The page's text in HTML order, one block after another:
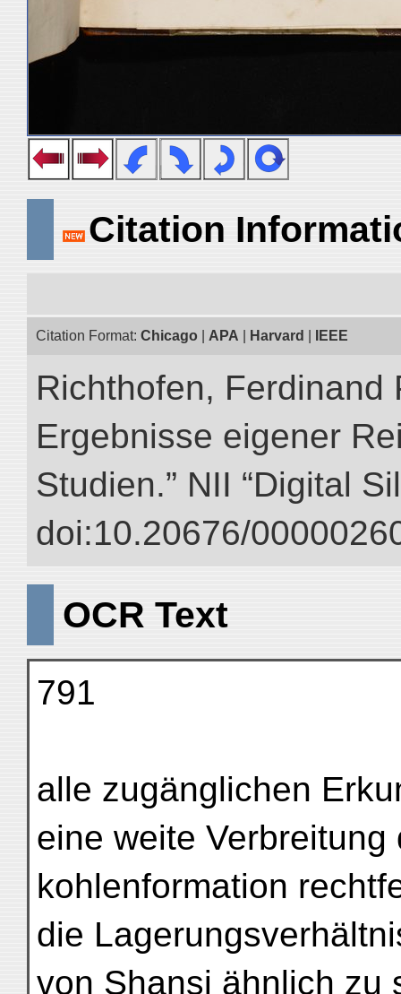
Citation
Citation Format: Chicago APA Harvard IEEE
Richthofen, Ferdinand
Ergebnisse eigener
Studien.” NII “Digital
doi:10.20676/
OCR Text
791
alle zugänglichen
eine weite Verbreitung
kohlenformation
die
von Shansi ähnlich zu